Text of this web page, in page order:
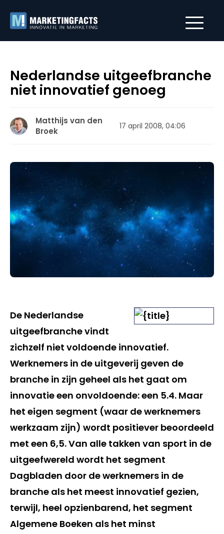
Nederlandse uitgeefbranche
niet innovatief genoeg
Matthijs van den
Broek
17 april 2008, 04:06
De Nederlandse
uitgeefbranche vindt
zichzelf niet voldoende innovatief.
Werknemers in de uitgeverij geven de
branche in zijn geheel als het gaat om
innovatie een onvoldoende: een 5.4. Maar
het eigen segment (waar de werknemers
werkzaam zijn) wordt positiever beoordeeld
met een 6,5. Van alle takken van sport in de
uitgeefwereld wordt het segment
Dagbladen door de werknemers in de
branche als het meest innovatief gezien,
terwijl, heel opzienbarend, het segment
Algemene Boeken als het minst